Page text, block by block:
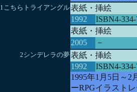
1こちらトライアングル表紙・挿絵
1992
ISBN4-
表紙・挿絵
2005
－
2シンデレラの夢表紙・挿絵
1992
ISBN4-334-
1995年1月5日～
ーRPGイラスト